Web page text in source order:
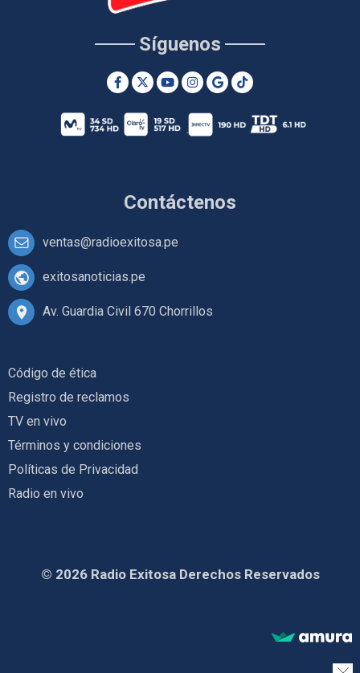
Contáctenos
ventas@radioexitosa.pe
exitosanoticias.pe
Av. Guardia Civil 670 Chorrillos
Síguenos
Código de ética
Registro de reclamos
TV en vivo
Términos y condiciones
Políticas de Privacidad
Radio en vivo
© 2026 Radio Exitosa Derechos Reservados